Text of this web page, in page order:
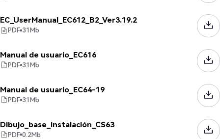
EC_UserManual_EC612_B2_Ver3.19.2
PDF 31Mb
Manual de usuario_EC616
PDF 31Mb
Manual de usuario_EC64-19
PDF 31Mb
Dibujo_base_instalación_CS63
PDF 0.2Mb